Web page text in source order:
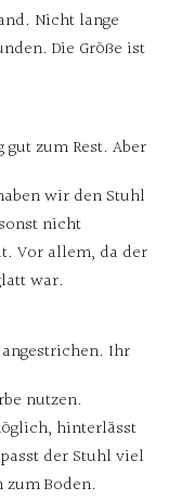
Nicht lange
Die Größe ist
zum Rest. Aber
wir den Stuhl
nicht
Vor allem, da der
war.
Ihr
nutzen.
hinterlässt
der Stuhl viel
Boden.